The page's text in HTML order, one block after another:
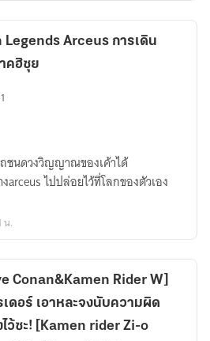
Legends Arceus การเดิน
คฮิซุย
ชนดวงวิญญาณของเค้าได้
ไปปล่อยไว้ที่โลกของตัวเอง
น.
Conan&Kamen Rider W]
เดอร์ เอาหละจงนับความผิด
ไว้ซะ! [Kamen rider Zi-o